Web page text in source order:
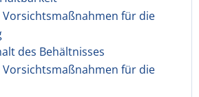
Vorsichtsmaßnahmen für die
des Behältnisses
Vorsichtsmaßnahmen für die